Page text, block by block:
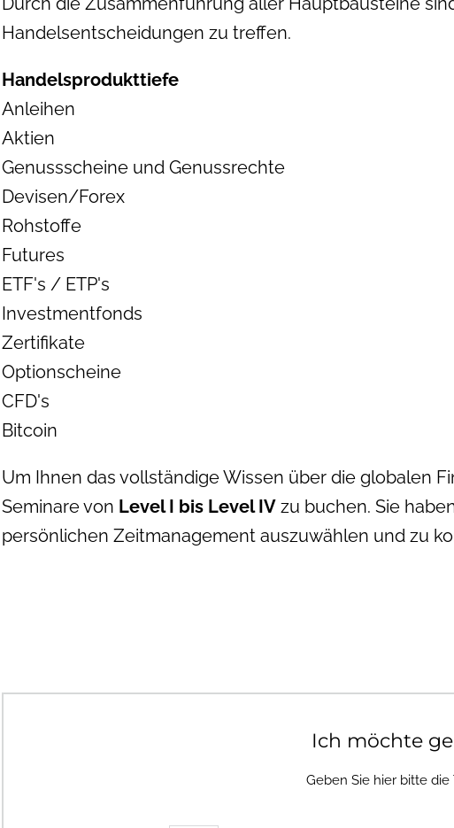
Handelsentscheidungen zu treffen.
Handelsprodukttiefe
Anleihen
Aktien
Genussscheine und Genussrechte
Devisen/Forex
Rohstoffe
Futures
ETF's / ETP's
Investmentfonds
Zertifikate
Optionscheine
CFD's
Bitcoin
Um Ihnen das vollständige Wissen über die globalen
Seminare von Level I bis Level IV zu buchen. Sie
persönlichen Zeitmanagement auszuwählen und zu
Ich möchte
Geben Sie hier bitte